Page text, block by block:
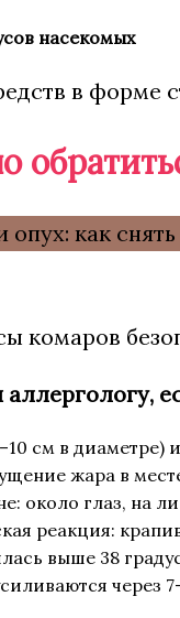
насекомых
в форме
комаров
аллергологу,
см в диаметре)
жара в
около глаз, на
реакция:
выше 38
через